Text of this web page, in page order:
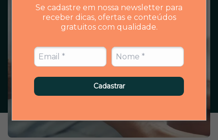
Se cadastre em nossa newsletter para
receber dicas, ofertas e conteúdos
gratuitos com qualidade.
Cadastrar